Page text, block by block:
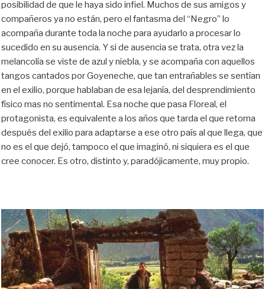
posibilidad de que le haya sido infiel. Muchos de sus amigos y
compañeros ya no están, pero el fantasma del “Negro” lo
acompaña durante toda la noche para ayudarlo a procesar lo
sucedido en su ausencia. Y si de ausencia se trata, otra vez la
melancolía se viste de azul y niebla, y se acompaña con aquellos
tangos cantados por Goyeneche, que tan entrañables se sentían
en el exilio, porque hablaban de esa lejanía, del desprendimiento
físico mas no sentimental. Esa noche que pasa Floreal, el
protagonista, es equivalente a los años que tarda el que retorna
después del exilio para adaptarse a ese otro país al que llega, que
no es el que dejó, tampoco el que imaginó, ni siquiera es el que
cree conocer. Es otro, distinto y, paradójicamente, muy propio.